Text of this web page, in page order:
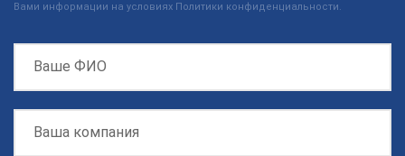
Вами информации на условиях Политики конфиденциальности.